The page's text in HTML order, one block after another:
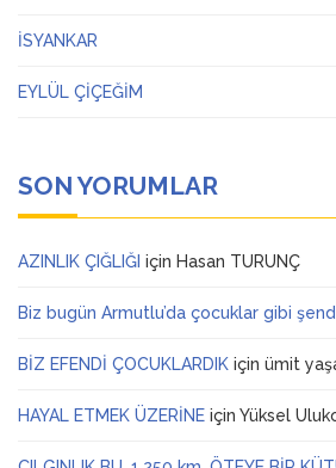
İSYANKAR
EYLÜL ÇİÇEĞİM
SON YORUMLAR
AZINLIK ÇIĞLIĞI için Hasan TURUNÇ
Biz bugün Armutlu’da çocuklar gibi
BİZ EFENDİ ÇOCUKLARDIK için ümit
HAYAL ETMEK ÜZERİNE için Yüksel